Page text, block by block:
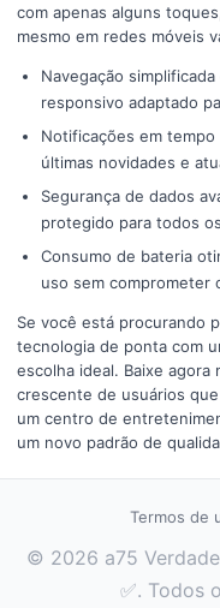
com apenas alguns
mesmo em redes móveis
Navegação
responsivo adaptado
Notificações em
últimas novidades e
Segurança de dados
protegido para todos
Consumo de bateria
uso sem comprometer
Se você está procurando
tecnologia de ponta com
escolha ideal. Baixe
crescente de usuários
um centro de
um novo padrão de
Termos de
© 2026 a75
✅. Todos